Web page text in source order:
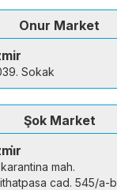
Onur Market
Sokak
Şok Market
karantina mah.
cad. 545/a-b